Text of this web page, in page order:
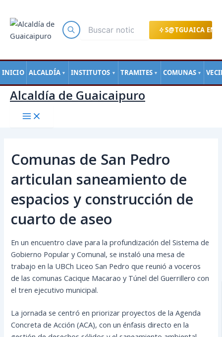
S@TGUAICA EN
INICIO ALCALDÍA ▼ INSTITUTOS ▼ TRAMITES ▼ COMUNAS ▼
contenido
Alcaldía de Guaicaipuro
Comunas de San Pedro
articulan saneamiento de
espacios y construcción de
cuarto de aseo
En un encuentro clave para la profundización del Sistema de
Gobierno Popular y Comunal, se instaló una mesa de
trabajo en la UBCh Liceo San Pedro que reunió a voceros
de las comunas Cacique Macarao y Túnel del Guerrillero con
el tren ejecutivo municipal.
La jornada se centró en priorizar proyectos de la Agenda
Concreta de Acción (ACA), con un énfasis directo en la
de
entradas